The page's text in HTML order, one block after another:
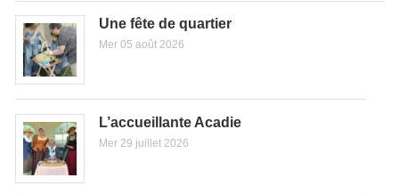
Une fête de quartier
Mer 05 août 2026
L’accueillante Acadie
Mer 29 juillet 2026